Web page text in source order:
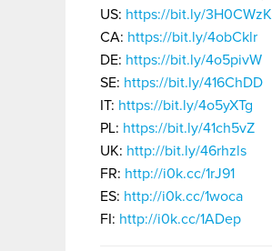
US: https://bit.ly/3H0CWzK
CA: https://bit.ly/4obCklr
DE: https://bit.ly/4o5pivW
SE: https://bit.ly/416ChDD
IT: https://bit.ly/4o5yXTg
PL: https://bit.ly/41ch5vZ
UK: http://bit.ly/46rhzls
FR: http://i0k.cc/1rJ91
ES: http://i0k.cc/1woca
FI: http://i0k.cc/1ADep